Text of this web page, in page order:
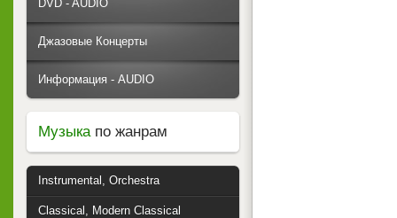
DVD - AUDIO
Джазовые Концерты
Информация - AUDIO
Музыкапо жанрам
Instrumental, Orchestra
Classical, Modern Classical